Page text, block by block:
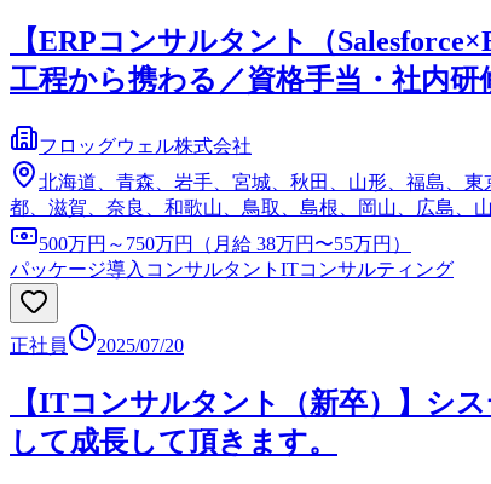
【ERPコンサルタント（
工程から携わる／資格手当・社内研
フロッグウェル株式会社
北海道、青森、岩手、宮城、秋田、山形、福島、
都、滋賀、奈良、和歌山、鳥取、島根、岡山、広島、
500万円～750万円（月給 38万円〜55万円）
パッケージ導入コンサルタント ITコンサルティング
正社員 2025/07/20
【ITコンサルタント（新卒）】シ
して成長して頂きます。